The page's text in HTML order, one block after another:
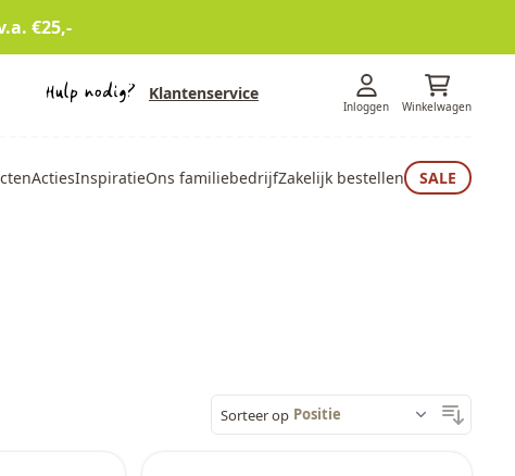
€25,-
Klantenservice
Inloggen Winkelwagen
ActiesInspiratieOns familiebedrijfZakelijk bestellen SALE
Sorteer op